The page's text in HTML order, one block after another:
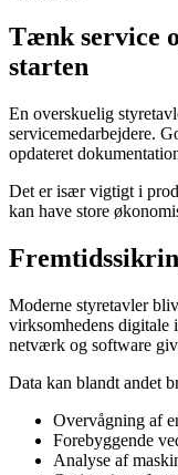
Tænk service
starten
En overskuelig
servicemedarbejdere.
opdateret
Det er især vigtigt i
kan have store
Moderne styretavler
virksomhedens digitale
netværk og software
Data kan blandt andet
Overvågning af
Forebyggende
Analyse af